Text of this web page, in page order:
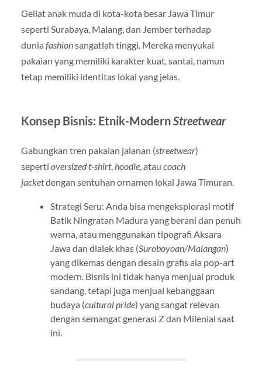
Geliat anak muda di kota-kota besar Jawa Timur
seperti Surabaya, Malang, dan Jember terhadap
dunia fashionsangatlah tinggi. Mereka menyukai
pakaian yang memiliki karakter kuat, santai, namun
tetap memiliki identitas lokal yang jelas.
Konsep Bisnis: Etnik-ModernStreetwear
Gabungkan tren pakaian jalanan (streetwear)
seperti oversized t-shirt, hoodie, atau coach
jacketdengan sentuhan ornamen lokal Jawa Timuran.
Strategi Seru: Anda bisa mengeksplorasi motif
Batik Ningratan Madura yang berani dan penuh
warna, atau menggunakan tipografi Aksara
Jawa dan dialek khas (Suroboyoan/Malangan)
yang dikemas dengan desain grafis ala pop-art
modern. Bisnis ini tidak hanya menjual produk
sandang, tetapi juga menjual kebanggaan
budaya (cultural pride) yang sangat relevan
dengan semangat generasi Z dan Milenial saat
ini.